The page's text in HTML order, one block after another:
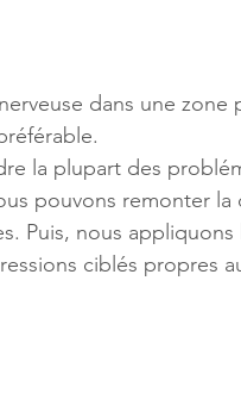
dans une zone
la plupart des
pouvons remonter la
Puis, nous
ciblés propres